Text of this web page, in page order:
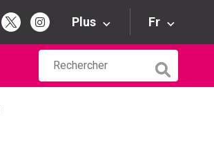
Plus Fr